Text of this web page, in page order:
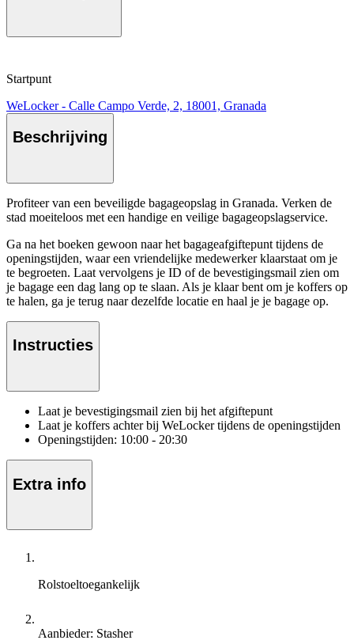
Startpunt
WeLocker - Calle Campo Verde, 2, 18001, Granada
Beschrijving
Profiteer van een beveiligde bagageopslag in Granada. Verken de
stad moeiteloos met een handige en veilige bagageopslagservice.
Ga na het boeken gewoon naar het bagageafgiftepunt tijdens de
openingstijden, waar een vriendelijke medewerker klaarstaat om je
te begroeten. Laat vervolgens je ID of de bevestigingsmail zien om
je bagage een dag lang op te slaan. Als je klaar bent om je koffers op
te halen, ga je terug naar dezelfde locatie en haal je je bagage op.
Instructies
Laat je bevestigingsmail zien bij het afgiftepunt
Laat je koffers achter bij WeLocker tijdens de openingstijden
Openingstijden: 10:00 - 20:30
Extra info
Rolstoeltoegankelijk
Aanbieder: Stasher